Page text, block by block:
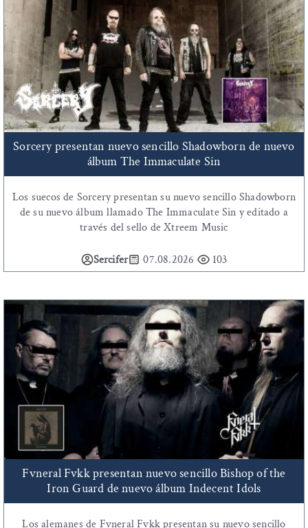
Sorcery presentan nuevo sencillo Shadowborn de nuevo
álbum The Immaculate Sin
Los suecos de Sorcery presentan su nuevo sencillo Shadowborn
de su nuevo álbum llamado The Immaculate Sin y editado a
través del sello de Xtreem Music
Sercifer 07.08.2026 103
Fvneral Fvkk presentan nuevo sencillo Bishop of the
Iron Guard de nuevo álbum Indecent Idols
Los alemanes de Fvneral Fvkk presentan su nuevo sencillo